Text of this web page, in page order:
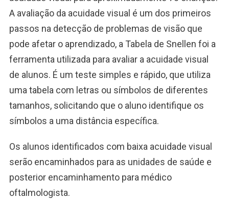
A avaliação da acuidade visual é um dos primeiros
passos na detecção de problemas de visão que
pode afetar o aprendizado, a Tabela de Snellen foi a
ferramenta utilizada para avaliar a acuidade visual
de alunos. É um teste simples e rápido, que utiliza
uma tabela com letras ou símbolos de diferentes
tamanhos, solicitando que o aluno identifique os
símbolos a uma distância específica.
Os alunos identificados com baixa acuidade visual
serão encaminhados para as unidades de saúde e
posterior encaminhamento para médico
oftalmologista.